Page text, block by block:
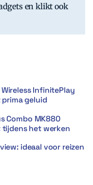
en klikt ook
Wireless InfinitePlay
geluid
Combo MK880
het werken
ideaal voor reizen